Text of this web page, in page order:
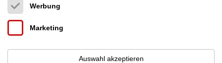
B&W
804D4 Piano schwarz, aus
OVP+Zubehör
Standlautsprecher
Händler Deutschland (79098)
Werbung
Marketing
Auswahl akzeptieren